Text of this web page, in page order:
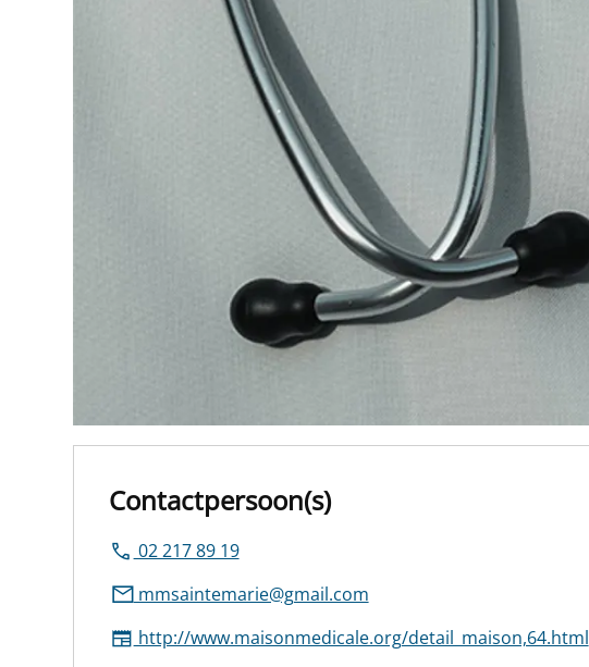
Contactpersoon(s)
02 217 89 19
mmsaintemarie@gmail.com
http://www.maisonmedicale.org/detail_maison,64.html